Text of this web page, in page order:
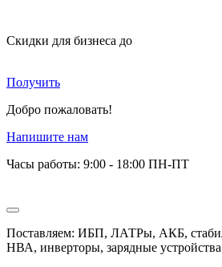
Скидки для бизнеса до
Получить
Добро пожаловать!
Напишите нам
Часы работы: 9:00 - 18:00 ПН-ПТ
Поставляем: ИБП, ЛАТРы, АКБ,
НВА, инверторы, зарядные устройства